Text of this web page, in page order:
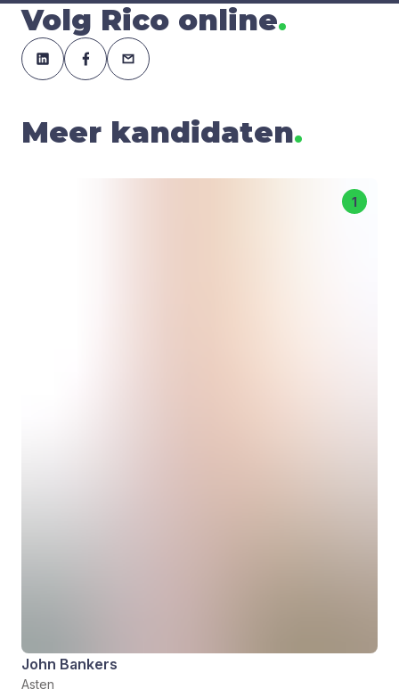
Volg Rico online.
Meer kandidaten.
1
John Bankers
Asten